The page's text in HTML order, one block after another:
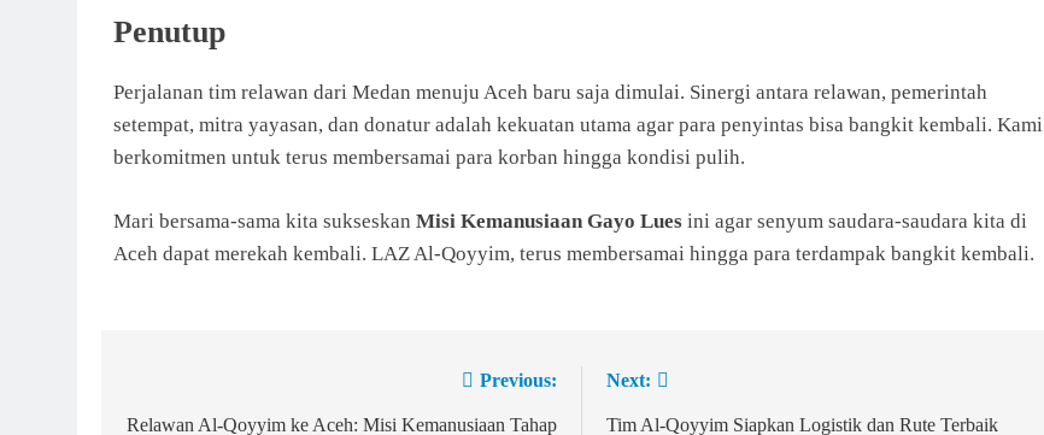
Penutup
Perjalanan tim relawan dari Medan menuju Aceh baru saja dimulai. Sinergi antara relawan, pemerintah
setempat, mitra yayasan, dan donatur adalah kekuatan utama agar para penyintas bisa bangkit kembali. Kami
berkomitmen untuk terus membersamai para korban hingga kondisi pulih.
Mari bersama-sama kita sukseskan Misi Kemanusiaan Gayo Lues ini agar senyum saudara-saudara kita di
Aceh dapat merekah kembali. LAZ Al-Qoyyim, terus membersamai hingga para terdampak bangkit kembali.
Previous:
Relawan Al-Qoyyim ke Aceh: Misi Kemanusiaan Tahap
Next:
Tim Al-Qoyyim Siapkan Logistik dan Rute Terbaik